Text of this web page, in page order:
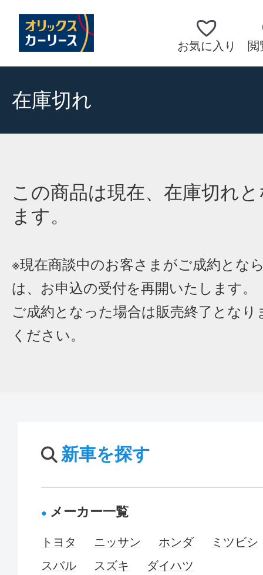
お気に入り 閲
在庫切れ
この商品は現在、在庫切れ
ます。
※現在商談中のお客さまがご成約とな
は、お申込の受付を再開いたします。
ご成約となった場合は販売終了となり
ください。
新車を探す
メーカー一覧
トヨタ ニッサン ホンダ
ミツビシ
スバル
スズキ ダイハツ